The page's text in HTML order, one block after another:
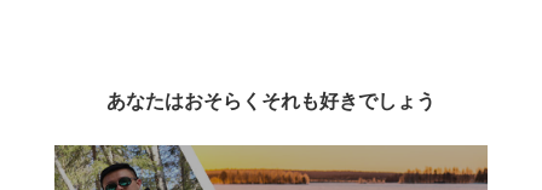
あなたはおそらくそれも好きでしょう